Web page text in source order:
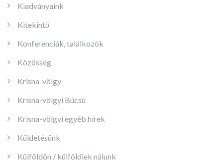
Kiadványaink
Kitekintő
Konferenciák, találkozók
Közösség
Krisna-völgy
Krisna-völgyi Búcsú
Krisna-völgyi egyéb hírek
Küldetésünk
Külföldön / külföldiek nálunk